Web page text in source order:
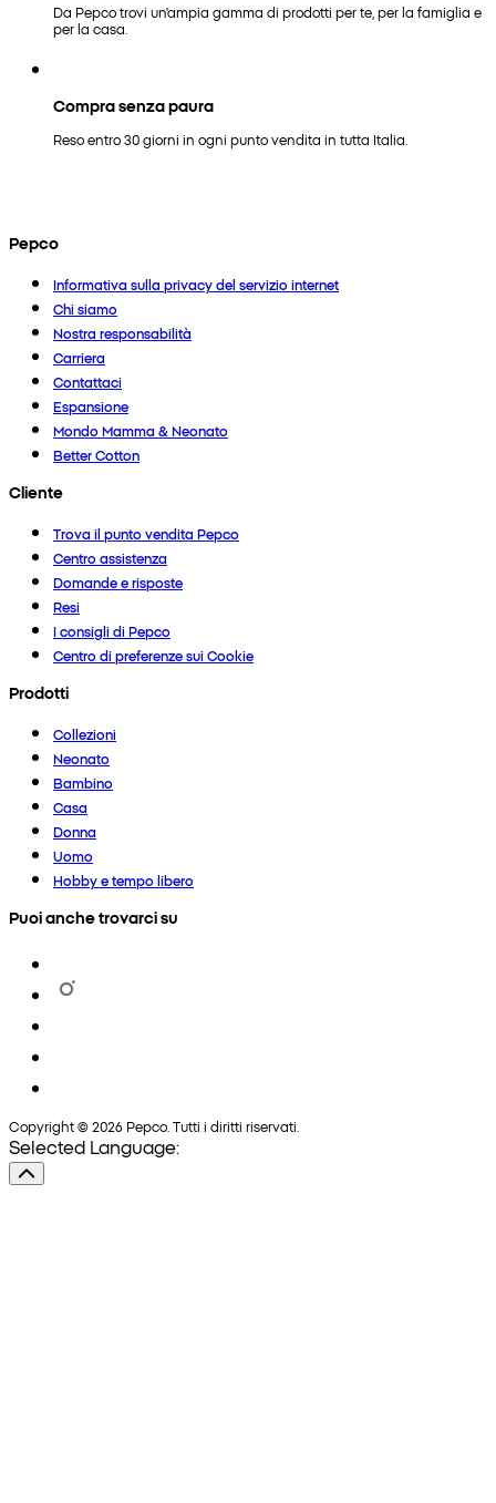
Da Pepco trovi un'ampia gamma di prodotti per te, per la famiglia e
per la casa.
Compra senza paura
Reso entro 30 giorni in ogni punto vendita in tutta Italia.
Pepco
Informativa sulla privacy del servizio internet
Chi siamo
Nostra responsabilità
Carriera
Contattaci
Espansione
Mondo Mamma & Neonato
Better Cotton
Cliente
Trova il punto vendita Pepco
Centro assistenza
Domande e risposte
Resi
I consigli di Pepco
Centro di preferenze sui Cookie
Prodotti
Collezioni
Neonato
Bambino
Casa
Donna
Uomo
Hobby e tempo libero
Puoi anche trovarci su
Copyright © 2026 Pepco. Tutti i diritti riservati.
Selected Language: